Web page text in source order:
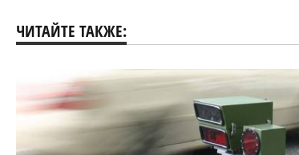
ЧИТАЙТЕ ТАКЖЕ: